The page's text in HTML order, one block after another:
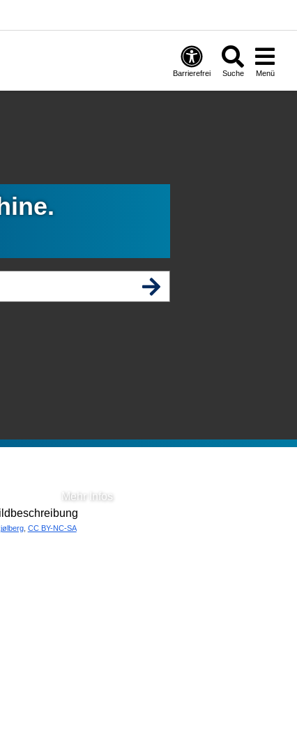
Barrierefrei Suche Menü
Mehr Infos
, CC BY-NC-SA